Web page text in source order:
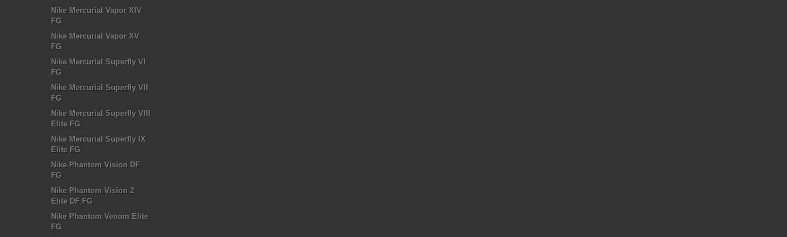
Nike Mercurial Vapor XIV
FG
Nike Mercurial Vapor XV
FG
Nike Mercurial Superfly VI
FG
Nike Mercurial Superfly VII
FG
Nike Mercurial Superfly VIII
Elite FG
Nike Mercurial Superfly IX
Elite FG
Nike Phantom Vision DF
FG
Nike Phantom Vision 2
Elite DF FG
Nike Phantom Venom Elite
FG